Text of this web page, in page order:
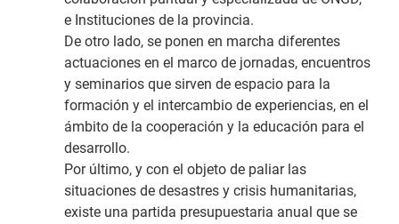
e Instituciones de la provincia.
De otro lado, se ponen en marcha diferentes
actuaciones en el marco de jornadas, encuentros
y seminarios que sirven de espacio para la
formación y el intercambio de experiencias, en el
ámbito de la cooperación y la educación para el
desarrollo.
Por último, y con el objeto de paliar las
situaciones de desastres y crisis humanitarias,
existe una partida presupuestaria anual que se